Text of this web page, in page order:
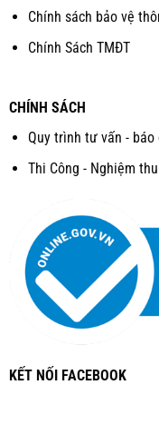
Chính sách bảo vệ
Chính Sách TMĐT
CHÍNH SÁCH
Quy trình tư vấn - báo
Thi Công - Nghiệm thu
KẾT NỐI FACEBOOK